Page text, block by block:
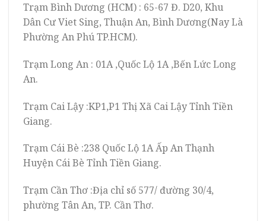
Trạm Bình Dương (HCM) : 65-67 Đ. D20, Khu
Dân Cư Viet Sing, Thuận An, Bình Dương(Nay Là
Phường An Phú TP.HCM).
Trạm Long An : 01A ,Quốc Lộ 1A ,Bến Lức Long
An.
Trạm Cai Lậy :KP1,P1 Thị Xã Cai Lậy Tỉnh Tiền
Giang.
Trạm Cái Bè :238 Quốc Lộ 1A Ấp An Thạnh
Huyện Cái Bè Tỉnh Tiền Giang.
Trạm Cần Thơ :Địa chỉ số 577/ đường 30/4,
phường Tân An, TP. Cần Thơ.